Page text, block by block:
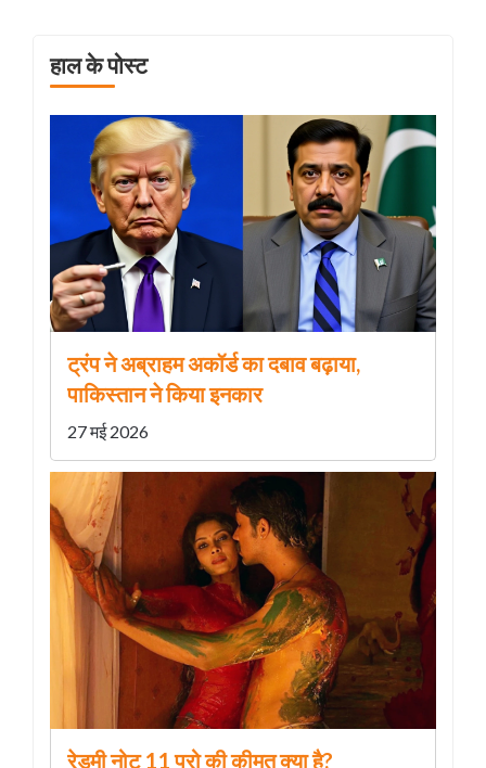
हाल के पोस्ट
ट्रंप ने अब्राहम अकॉर्ड का दबाव बढ़ाया,
पाकिस्तान ने किया इनकार
27 मई 2026
रेडमी नोट 11 प्रो की कीमत क्या है?